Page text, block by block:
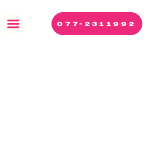
077-2311992